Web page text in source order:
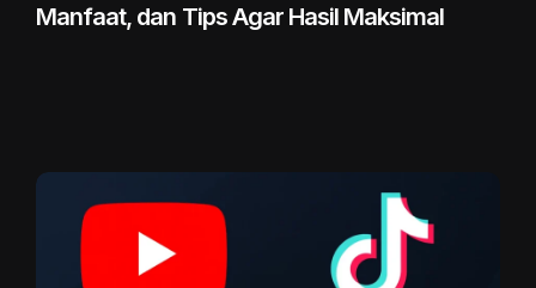
Manfaat, dan Tips Agar Hasil Maksimal